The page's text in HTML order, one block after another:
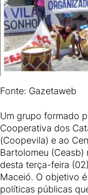
Fonte: Gazetaweb
Um grupo formado
Cooperativa dos
(Coopevila) e ao
Bartolomeu (Ceasb)
desta terça-feira
Maceió. O objetivo
políticas públicas